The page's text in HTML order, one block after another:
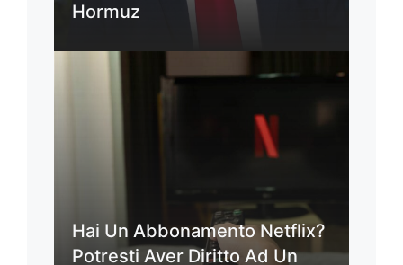
Hormuz
Hai Un Abbonamento Netflix?
Potresti Aver Diritto Ad Un